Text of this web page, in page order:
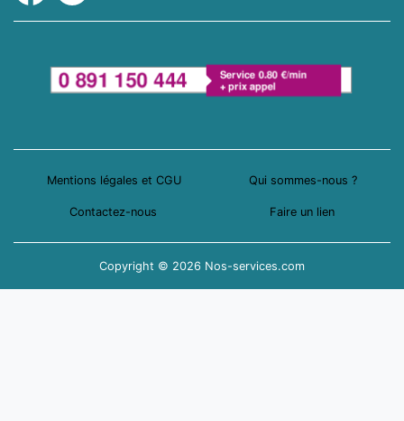
Mentions légales et CGU Qui sommes-nous ?
Contactez-nous Faire un lien
Copyright © 2026 Nos-services.com